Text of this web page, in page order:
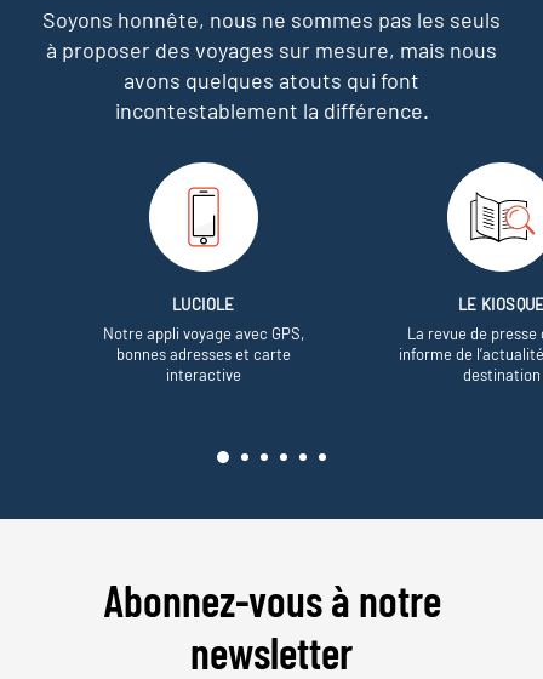
Soyons honnête, nous ne sommes pas les seuls
à proposer des voyages sur mesure, mais nous
avons quelques atouts qui font
incontestablement la différence.
LUCIOLE
Notre appli voyage avec GPS,
bonnes adresses et carte
interactive
LE
La revue de presse
informe de
destination
Abonnez-vous à notre
newsletter